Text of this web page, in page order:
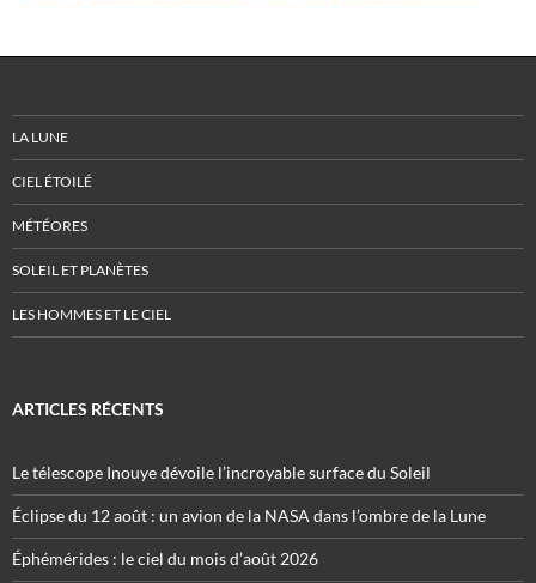
LA LUNE
CIEL ÉTOILÉ
MÉTÉORES
SOLEIL ET PLANÈTES
LES HOMMES ET LE CIEL
ARTICLES RÉCENTS
Le télescope Inouye dévoile l’incroyable surface du Soleil
Éclipse du 12 août : un avion de la NASA dans l’ombre de la Lune
Éphémérides : le ciel du mois d’août 2026